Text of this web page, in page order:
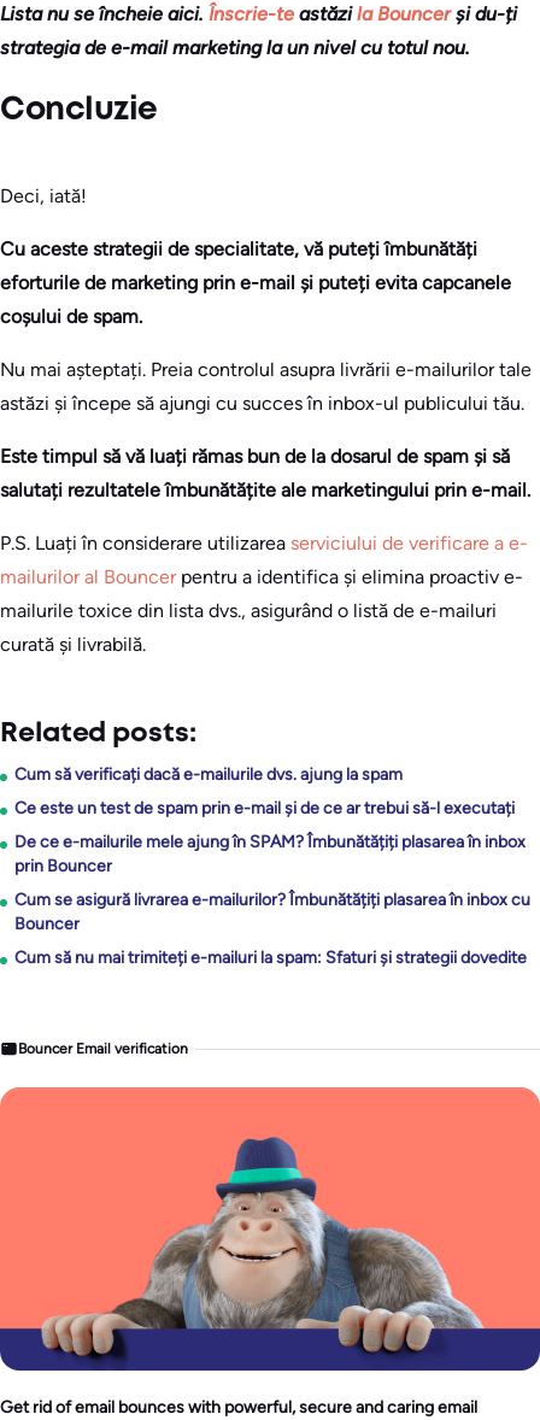
Lista nu se încheie aici. Înscrie-te astăzi la Bouncer și du-ți
strategia de e-mail marketing la un nivel cu totul nou.
Concluzie
Deci, iată!
Cu aceste strategii de specialitate, vă puteți îmbunătăți
eforturile de marketing prin e-mail și puteți evita capcanele
coșului de spam.
Nu mai așteptați. Preia controlul asupra livrării e-mailurilor tale
astăzi și începe să ajungi cu succes în inbox-ul publicului tău.
Este timpul să vă luați rămas bun de la dosarul de spam și să
salutați rezultatele îmbunătățite ale marketingului prin e-mail.
P.S. Luați în considerare utilizarea serviciului de verificare a e-
mailurilor al Bouncerpentru a identifica și elimina proactiv e-
mailurile toxice din lista dvs., asigurând o listă de e-mailuri
curată și livrabilă.
Related posts:
Cum să verificați dacă e-mailurile dvs. ajung la spam
Ce este un test de spam prin e-mail și de ce ar trebui să-l executați
De ce e-mailurile mele ajung în SPAM? Îmbunătățiți plasarea în inbox
prin Bouncer
Cum se asigură livrarea e-mailurilor? Îmbunătățiți plasarea în inbox cu
Bouncer
Cum să nu mai trimiteți e-mailuri la spam: Sfaturi și strategii dovedite
Bouncer Email verification
Get rid of email bounces with powerful, secure and caring email